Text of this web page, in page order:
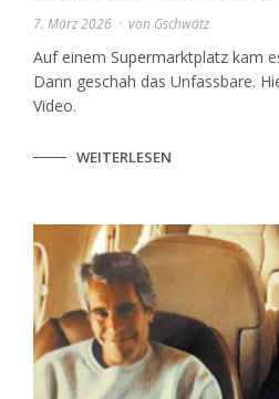
7. März 2026 von Gschwätz
Auf einem Supermarktplatz kam
Dann geschah das Unfassbare.
Video.
WEITERLESEN